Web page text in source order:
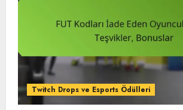
Twitch Drops ve Esports Ödülleri